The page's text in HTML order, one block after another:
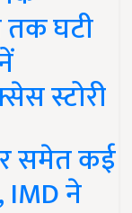
तक घटी
स्टोरी
समेत कई
IMD ने